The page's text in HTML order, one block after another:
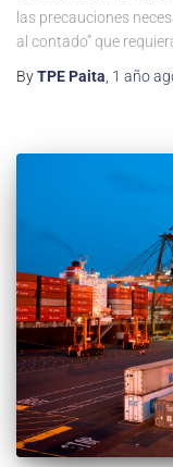
las precauciones
al contado” que
ByTPE Paita 1 año